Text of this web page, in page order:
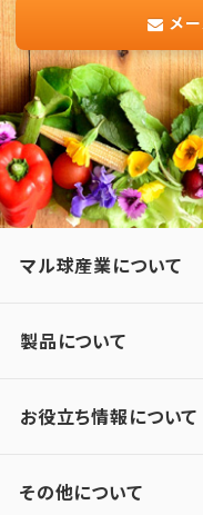
メ
マル球産業について
製品について
お役立ち情報について
その他について